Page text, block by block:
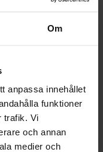
Om
anpassa innehållet
funktioner
trafik. Vi
och annan
medier och